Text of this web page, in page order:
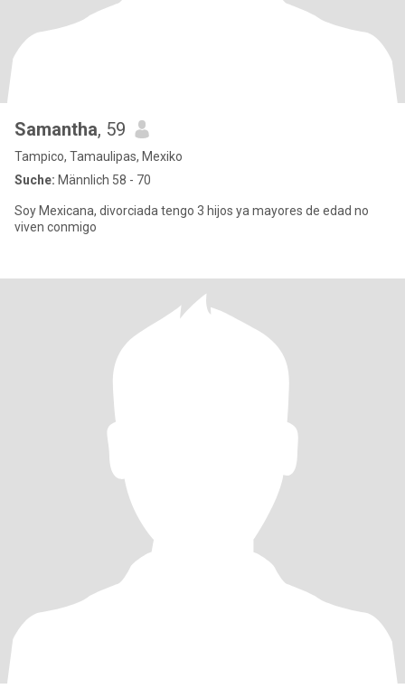
Samantha, 59
Tampico, Tamaulipas, Mexiko
Suche: Männlich 58 - 70
Soy Mexicana, divorciada tengo 3 hijos ya mayores de edad no
viven conmigo